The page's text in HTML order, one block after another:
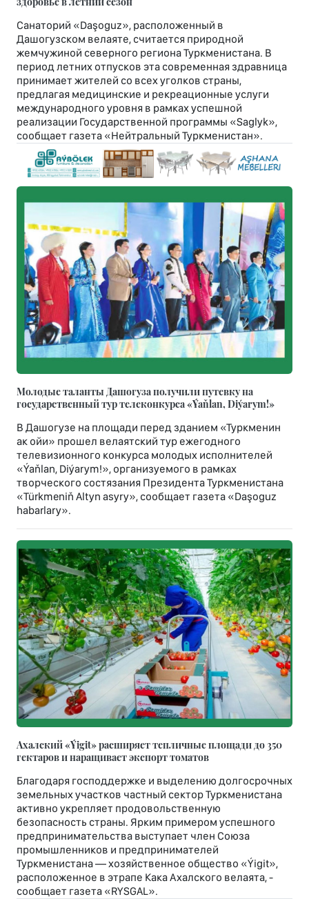
Санаторий «Daşoguz», расположенный в
Дашогузском велаяте, считается природной
жемчужиной северного региона Туркменистана. В
период летних отпусков эта современная здравница
принимает жителей со всех уголков страны,
предлагая медицинские и рекреационные услуги
международного уровня в рамках успешной
реализации Государственной программы «Saglyk»,
сообщает газета «Нейтральный Туркменистан».
Молодые таланты Дашогуза получили путевку на
государственный тур телеконкурса «Ýaňlan, Diýarym!»
В Дашогузе на площади перед зданием «Туркменин
ак ойи» прошел велаятский тур ежегодного
телевизионного конкурса молодых исполнителей
«Ýaňlan, Diýarym!», организуемого в рамках
творческого состязания Президента Туркменистана
«Türkmeniň Altyn asyry», сообщает газета «Daşoguz
habarlary».
Ахалский «Ýigit» расширяет тепличные площади до 350
гектаров и наращивает экспорт томатов
Благодаря господдержке и выделению долгосрочных
земельных участков частный сектор Туркменистана
активно укрепляет продовольственную
безопасность страны. Ярким примером успешного
предпринимательства выступает член Союза
промышленников и предпринимателей
Туркменистана — хозяйственное общество «Ýigit»,
расположенное в этрапе Кака Ахалского велаята, -
сообщает газета «RYSGAL».